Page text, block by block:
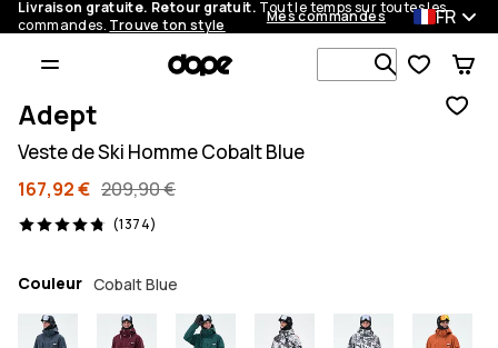
Livraison gratuite. Retour gratuit. Tout le temps sur toutes les
commandes. Trouve ton style Mes commandes FR
Recherche
Adept
Veste de Ski Homme Cobalt Blue
167,92 € 209,90 €
(1374)
1374 avis, 4.8/5
Couleur Cobalt Blue